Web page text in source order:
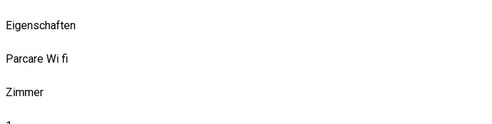
Eigenschaften
Parcare Wi fi
Zimmer